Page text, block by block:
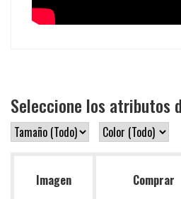
Seleccione los atributos
Imagen Comprar